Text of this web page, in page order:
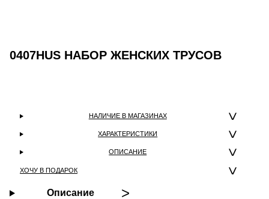
0407HUS НАБОР ЖЕНСКИХ ТРУСОВ
НАЛИЧИЕ В МАГАЗИНАХ
ХАРАКТЕРИСТИКИ
ОПИСАНИЕ
ХОЧУ В ПОДАРОК
Описание